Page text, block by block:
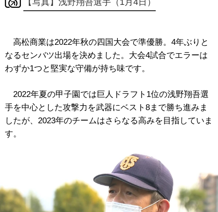
【写真】浅野翔吾選手（1月4日）
高松商業は2022年秋の四国大会で準優勝。4年ぶりと
なるセンバツ出場を決めました。大会4試合でエラーは
わずか1つと堅実な守備が持ち味です。
2022年夏の甲子園では巨人ドラフト1位の浅野翔吾選
手を中心とした攻撃力を武器にベスト8まで勝ち進みま
したが、2023年のチームはさらなる高みを目指していま
す。